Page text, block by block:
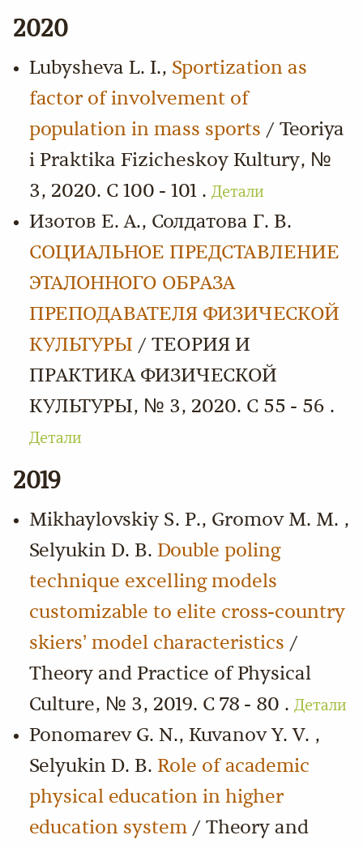
2020
Lubysheva L. I., Sportization as
factor of involvement of
population in mass sports / Teoriya
i Praktika Fizicheskoy Kultury, №
3, 2020. С 100 - 101 . Детали
Изотов Е. А., Солдатова Г. В.
СОЦИАЛЬНОЕ ПРЕДСТАВЛЕНИЕ
ЭТАЛОННОГО ОБРАЗА
ПРЕПОДАВАТЕЛЯ ФИЗИЧЕСКОЙ
КУЛЬТУРЫ / ТЕОРИЯ И
ПРАКТИКА ФИЗИЧЕСКОЙ
КУЛЬТУРЫ, № 3, 2020. С 55 - 56 .
Детали
2019
Mikhaylovskiy S. P., Gromov M. M. ,
Selyukin D. B. Double poling
technique excelling models
customizable to elite cross-country
skiers’ model characteristics /
Theory and Practice of Physical
Culture, № 3, 2019. С 78 - 80 . Детали
Ponomarev G. N., Kuvanov Y. V. ,
Selyukin D. B. Role of academic
physical education in higher
education system / Theory and